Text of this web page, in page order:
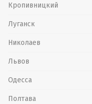
Кропивницкий
Луганск
Николаев
Львов
Одесса
Полтава